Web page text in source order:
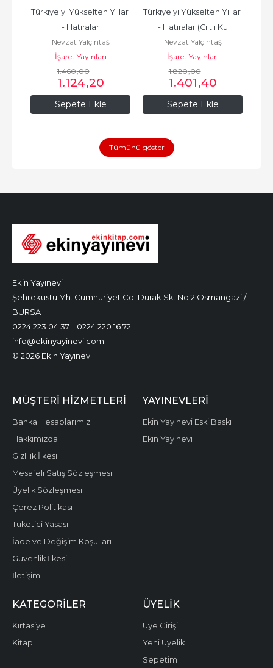
Sepete Ekle
Türkiye'yi Yükselten Yıllar
- Hatıralar
Nevzat Yalçıntaş
İşaret Yayınları
1.460,00
1.124,20
Sepete Ekle
Türkiye'yi Yükselten Yıllar
- Hatıralar (Ciltli Ku
Nevzat Yalçıntaş
İşaret Yayınları
1.820,00
1.401,40
Tümünü göster
Ekin Yayınevi
Şehreküstü Mh. Cumhuriyet Cd. Durak Sk. No:2 Osmangazi /
BURSA
0224 223 04 37
0224 220 16 72
info@ekinyayinevi.com
© 2026 Ekin Yayınevi
MÜŞTERI HIZMETLERI
Banka Hesaplarımız
Hakkımızda
Gizlilik İlkesi
Mesafeli Satış Sözleşmesi
Üyelik Sözleşmesi
Çerez Politikası
Tüketici Yasası
İade ve Değişim Koşulları
Güvenlik İlkesi
İletişim
YAYINEVLERI
Ekin Yayınevi Eski Baskı
Ekin Yayınevi
KATEGORILER
Kırtasiye
Kitap
ÜYELIK
Üye Girişi
Yeni Üyelik
Sepetim